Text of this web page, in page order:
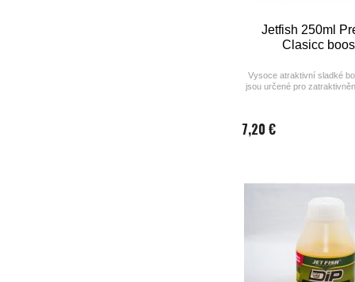
Jetfish 250ml
Clasicc
Vysoce atraktivní sladké
jsou určené pro
7,20 €